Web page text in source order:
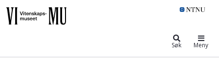
Søk Meny